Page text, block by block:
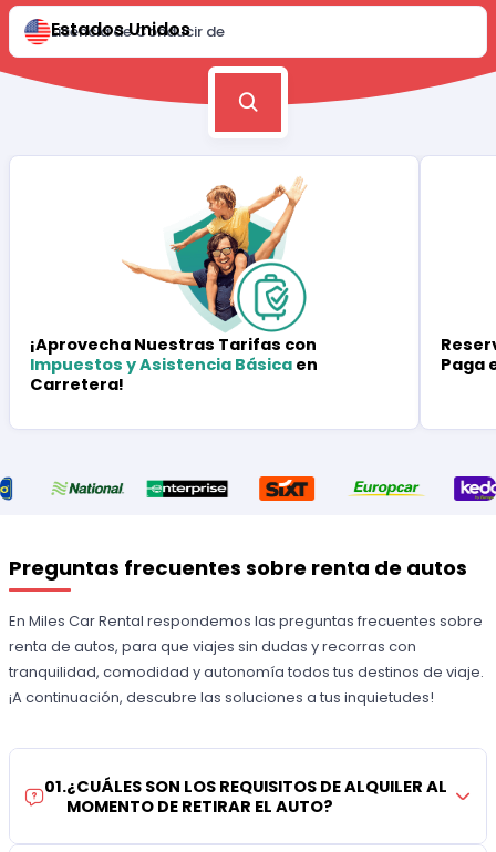
Licencia de Conducir de
Estados Unidos
¡Aprovecha Nuestras Tarifas con
Impuestos y Asistencia Básica en
Carretera!
Paga
Preguntas frecuentes sobre renta de autos
En Miles Car Rental respondemos las preguntas frecuentes sobre
renta de autos, para que viajes sin dudas y recorras con
tranquilidad, comodidad y autonomía todos tus destinos de viaje.
¡A continuación, descubre las soluciones a tus inquietudes!
01.¿CUÁLES SON LOS REQUISITOS DE ALQUILER AL
MOMENTO DE RETIRAR EL AUTO?